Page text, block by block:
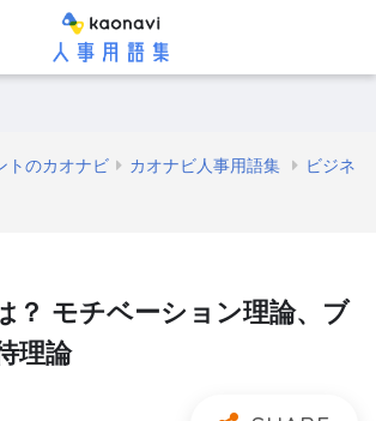
トのカオナビ カオナビ人事用語集
ビジネ
？ モチベーション理論、ブ
理論